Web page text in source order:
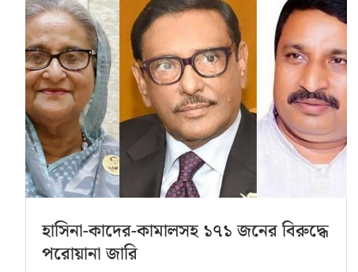
হাসিনা-কাদের-কামালসহ ১৭১ জনের বিরুদ্ধে
পরোয়ানা জারি